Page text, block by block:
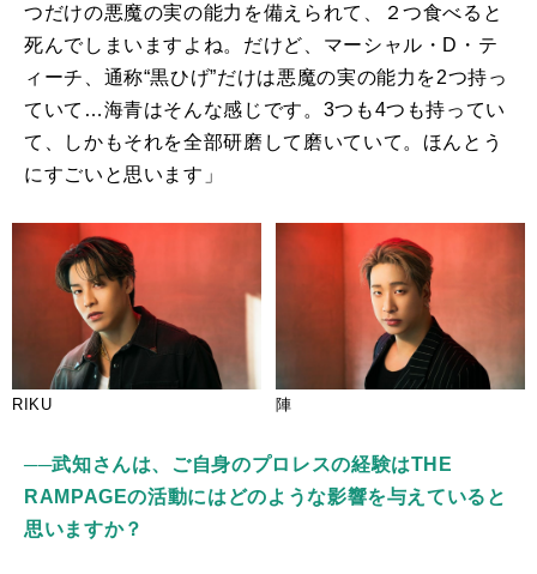
つだけの悪魔の実の能力を備えられて、２つ食べると
死んでしまいますよね。だけど、マーシャル・ D ・テ
ィーチ、通称“黒ひげ”だけは悪魔の実の能力を2つ持っ
ていて…海青はそんな感じです。3つも4つも持ってい
て、しかもそれを全部研磨して磨いていて。ほんとう
にすごいと思います」
RIKU 陣
──武知さんは、ご自身のプロレスの経験はTHE
RAMPAGEの活動にはどのような影響を与えていると
思いますか？